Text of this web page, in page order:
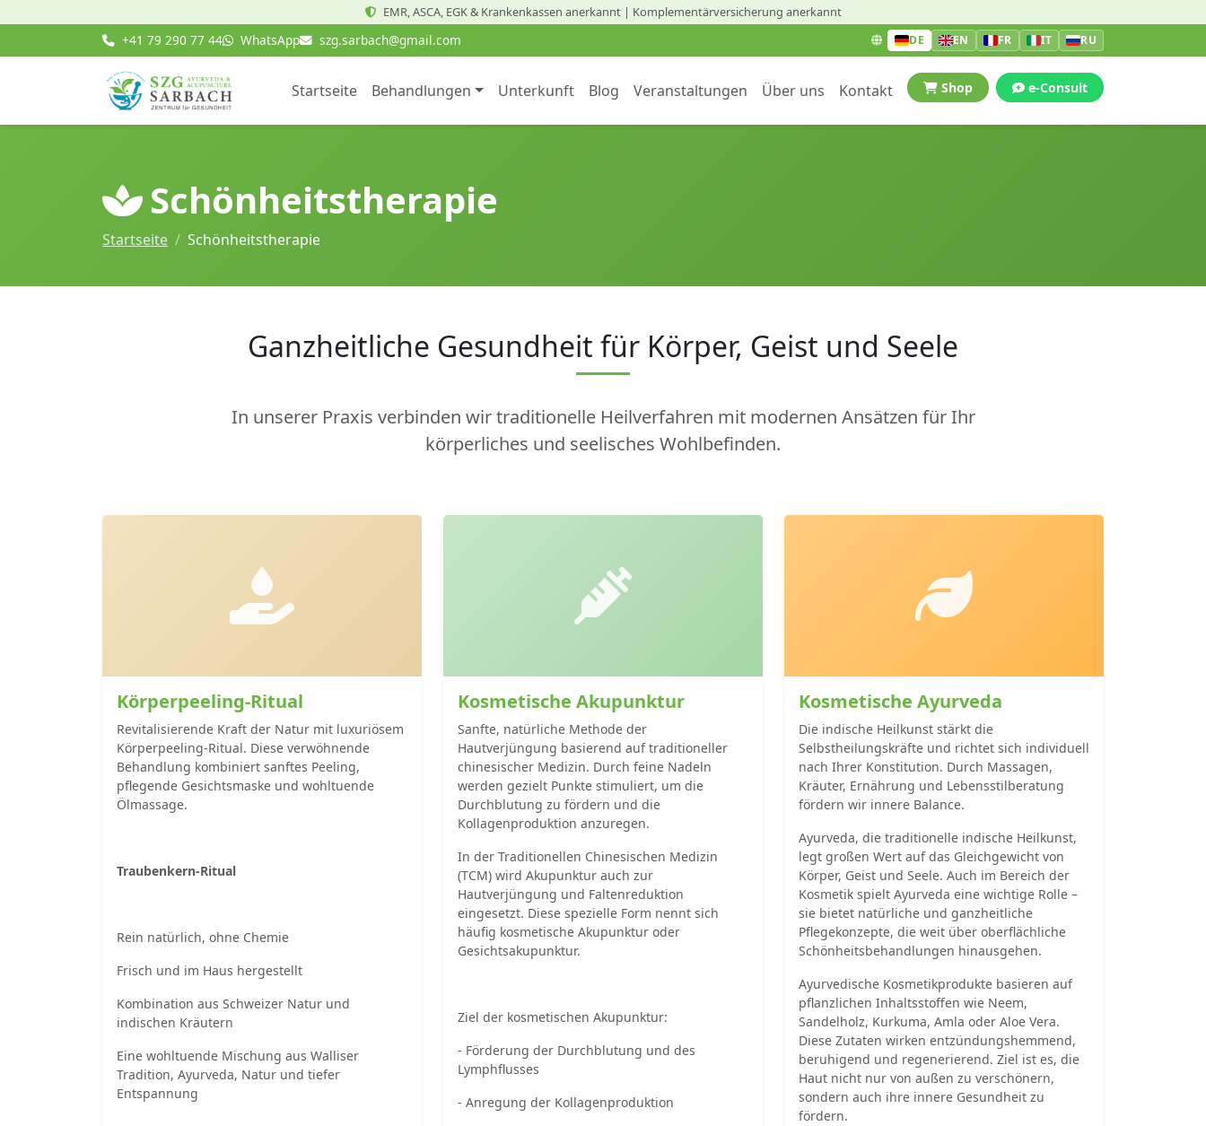
EMR, ASCA, EGK & Krankenkassen anerkannt | Komplementärversicherung anerkannt
+41 79 290 77 44 WhatsApp szg.sarbach@gmail.com DE EN FR IT RU
Startseite Behandlungen Unterkunft Blog Veranstaltungen Über uns Kontakt Shop e-Consult
Schönheitstherapie
Startseite Schönheitstherapie
Ganzheitliche Gesundheit für Körper, Geist und Seele
In unserer Praxis verbinden wir traditionelle Heilverfahren mit modernen Ansätzen für Ihr
körperliches und seelisches Wohlbefinden.
Körperpeeling-Ritual
Revitalisierende Kraft der Natur mit luxuriösem
Körperpeeling-Ritual. Diese verwöhnende
Behandlung kombiniert sanftes Peeling,
pflegende Gesichtsmaske und wohltuende
Ölmassage.
Traubenkern-Ritual
Rein natürlich, ohne Chemie
Frisch und im Haus hergestellt
Kombination aus Schweizer Natur und
indischen Kräutern
Eine wohltuende Mischung aus Walliser
Tradition, Ayurveda, Natur und tiefer
Entspannung
Kosmetische Akupunktur
Sanfte, natürliche Methode der
Hautverjüngung basierend auf traditioneller
chinesischer Medizin. Durch feine Nadeln
werden gezielt Punkte stimuliert, um die
Durchblutung zu fördern und die
Kollagenproduktion anzuregen.
In der Traditionellen Chinesischen Medizin
(TCM) wird Akupunktur auch zur
Hautverjüngung und Faltenreduktion
eingesetzt. Diese spezielle Form nennt sich
häufig kosmetische Akupunktur oder
Gesichtsakupunktur.
Ziel der kosmetischen Akupunktur:
- Förderung der Durchblutung und des
Lymphflusses
- Anregung der Kollagenproduktion
Kosmetische Ayurveda
Die indische Heilkunst stärkt die
Selbstheilungskräfte und richtet sich individuell
nach Ihrer Konstitution. Durch Massagen,
Kräuter, Ernährung und Lebensstilberatung
fördern wir innere Balance.
Ayurveda, die traditionelle indische Heilkunst,
legt großen Wert auf das Gleichgewicht von
Körper, Geist und Seele. Auch im Bereich der
Kosmetik spielt Ayurveda eine wichtige Rolle –
sie bietet natürliche und ganzheitliche
Pflegekonzepte, die weit über oberflächliche
Schönheitsbehandlungen hinausgehen.
Ayurvedische Kosmetikprodukte basieren auf
pflanzlichen Inhaltsstoffen wie Neem,
Sandelholz, Kurkuma, Amla oder Aloe Vera.
Diese Zutaten wirken entzündungshemmend,
beruhigend und regenerierend. Ziel ist es, die
Haut nicht nur von außen zu verschönern,
sondern auch ihre innere Gesundheit zu
fördern.